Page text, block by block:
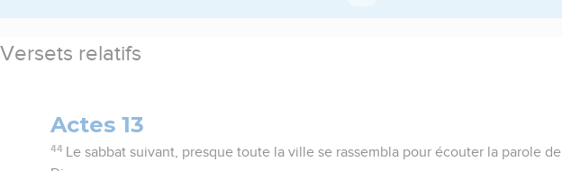
Versets relatifs
Actes 13
44
Le sabbat suivant, presque toute la ville se rassembla pour écouter la parole de